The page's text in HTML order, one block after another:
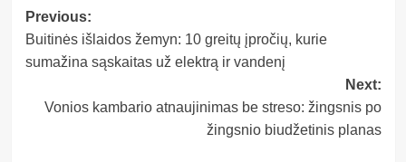
Post
navigation
Previous:
Buitinės išlaidos žemyn: 10 greitų įpročių, kurie
sumažina sąskaitas už elektrą ir vandenį
Next:
Vonios kambario atnaujinimas be streso: žingsnis po
žingsnio biudžetinis planas